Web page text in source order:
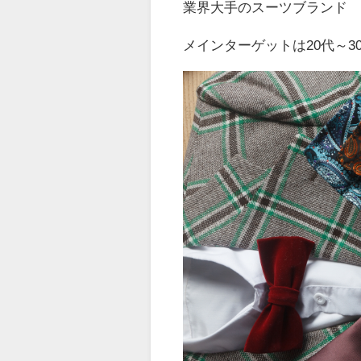
業界大手のスーツブランド
メインターゲットは20代～